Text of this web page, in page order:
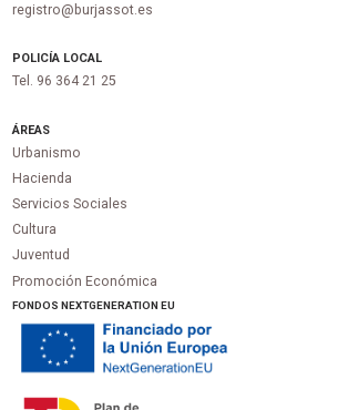
registro@burjassot.es
POLICÍA LOCAL
Tel. 96 364 21 25
ÁREAS
Urbanismo
Hacienda
Servicios Sociales
Cultura
Juventud
Promoción Económica
FONDOS NEXTGENERATION EU